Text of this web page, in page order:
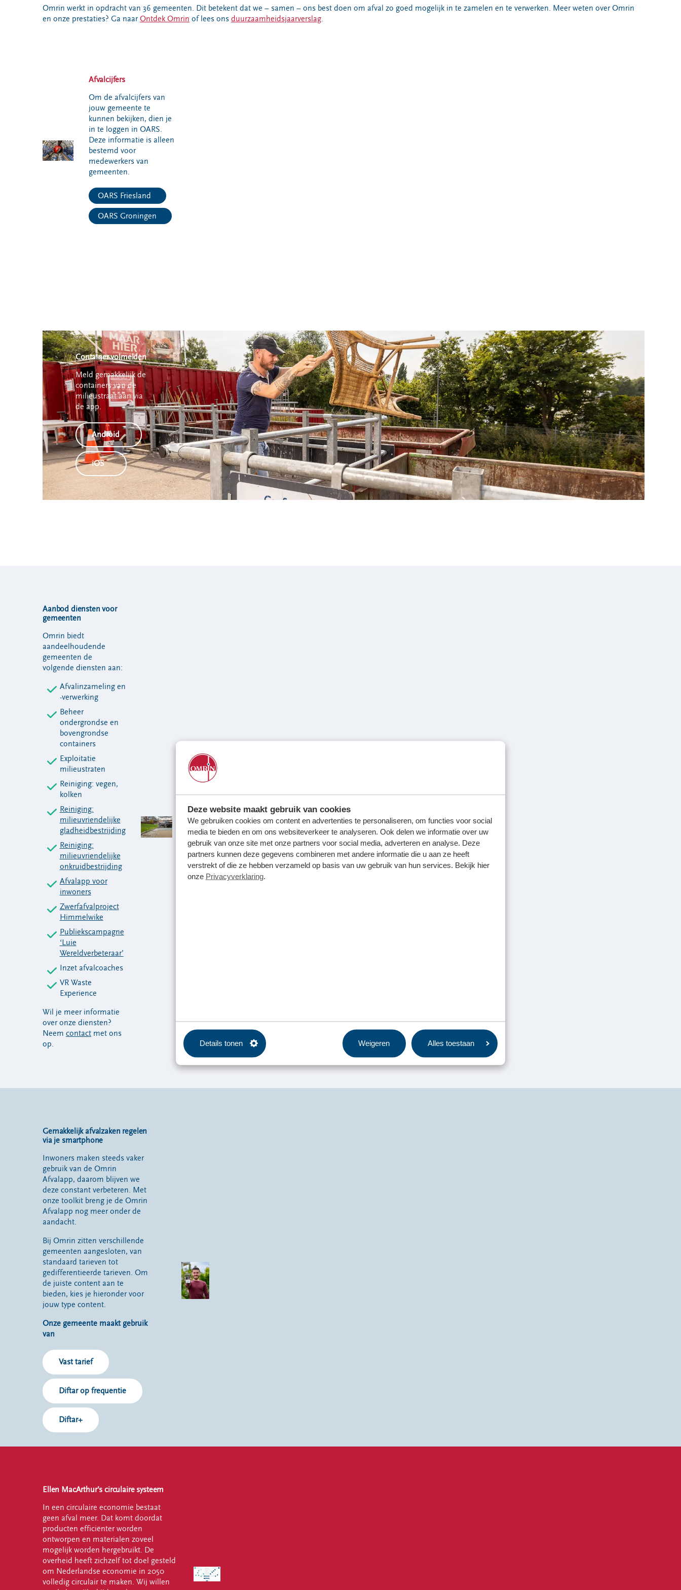
Deze website maakt gebruik van cookies
We gebruiken cookies om content en advertenties te personaliseren, om functies voor social
media te bieden en om ons websiteverkeer te analyseren. Ook delen we informatie over uw
gebruik van onze site met onze partners voor social media, adverteren en analyse. Deze
partners kunnen deze gegevens combineren met andere informatie die u aan ze heeft
verstrekt of die ze hebben verzameld op basis van uw gebruik van hun services. Bekijk hier
onze Privacyverklaring.
Details tonen Weigeren Alles toestaan
Milieupas
aanvragen
Hier werken
we aan
Centrale
Projecten
vragen
Voor leveranciers en bezoekers
Omrin werkt in opdracht van 36 gemeenten. Dit betekent dat we – samen – ons best doen om afval zo goed mogelijk in te zamelen en te verwerken. Meer weten over Omrin
en onze prestaties? Ga naarOntdek Omrin of lees ons duurzaamheidsjaarverslag.
Afvalcijfers
Om de afvalcijfers van
jouw gemeente te
kunnen bekijken, dien je
in te loggen in OARS.
Deze informatie is alleen
bestemd voor
medewerkers van
gemeenten.
OARS Friesland
OARS Groningen
Container volmelden
Meld gemakkelijk de
containers van de
milieustraat aan via
de app.
Android
iOS
Aanbod diensten voor
gemeenten
Omrin biedt
aandeelhoudende
gemeenten de
volgende diensten aan:
Afvalinzameling en
-verwerking
Beheer
ondergrondse en
bovengrondse
containers
Exploitatie
milieustraten
Reiniging: vegen,
kolken
Reiniging:
milieuvriendelijke
gladheidbestrijding
Reiniging:
milieuvriendelijke
onkruidbestrijding
Afvalapp voor
inwoners
Zwerfafvalproject
Himmelwike
Publiekscampagne
‘Luie
Wereldverbeteraar’
Inzet afvalcoaches
VR Waste
Experience
Wil je meer informatie
over onze diensten?
Neem contact met ons
op.
Gemakkelijk afvalzaken regelen
via je smartphone
Inwoners maken steeds vaker
gebruik van de Omrin
Afvalapp, daarom blijven we
deze constant verbeteren. Met
onze toolkit breng je de Omrin
Afvalapp nog meer onder de
aandacht.
Bij Omrin zitten verschillende
gemeenten aangesloten, van
standaard tarieven tot
gedifferentieerde tarieven. Om
de juiste content aan te
bieden, kies je hieronder voor
jouw type content.
Onze gemeente maakt gebruik
van
Vast tarief
Diftar op frequentie
Diftar+
Ellen MacArthur’s circulaire systeem
In een circulaire economie bestaat
geen afval meer. Dat komt doordat
producten efficiënter worden
ontworpen en materialen zoveel
mogelijk worden hergebruikt. De
overheid heeft zichzelf tot doel gesteld
om Nederlandse economie in 2050
volledig circulair te maken. Wij willen